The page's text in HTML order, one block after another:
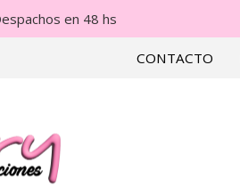
en 48 hs
CONTACTO